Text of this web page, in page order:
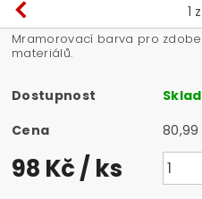
1
Mramorovací barva pro
materiálů.
Dostupnost
Cena
98 Kč/ ks